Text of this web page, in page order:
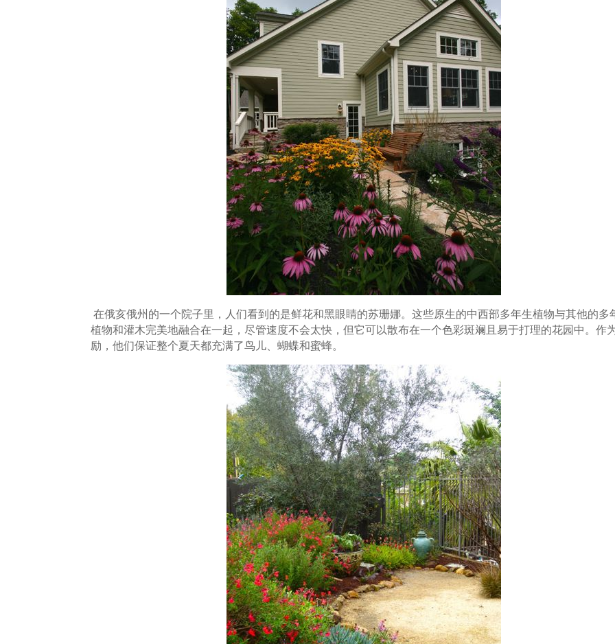
在俄亥俄州的一个院子里，人们看到的是鲜花和黑眼睛的苏珊娜。这些原生的中西部多年生植物与其他的多
植物和灌木完美地融合在一起，尽管速度不会太快，但它可以散布在一个色彩斑斓且易于打理的花园中。作
励，他们保证整个夏天都充满了鸟儿、蝴蝶和蜜蜂。